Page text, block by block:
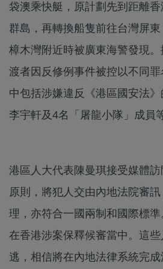
袋澳乘快艇，原計劃先到距離
群島，再轉換船隻前往台灣屏
樟木灣附近時被廣東海警發現
渡者因反修例事件被控以不同
中包括涉嫌違反《港區國安法
李宇軒及4名「屠龍小隊」成員
港區人大代表陳曼琪接受媒體
原則，將犯人交由內地法院審
理，亦符合一國兩制和國際標
在香港涉案保釋候審當中。這
逃，相信將在內地法律系統完